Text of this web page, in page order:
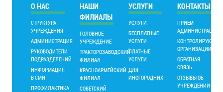
О НАС
СТРУКТУРА
УЧРЕЖДЕНИЯ
АДМИНИСТРАЦИЯ
РУКОВОДИТЕЛИ
ПОДРАЗДЕЛЕНИЙ
ИНФОРМАЦИЯ
В СМИ
ПРОФИЛАКТИКА
НАШИ
ФИЛИАЛЫ
ГОЛОВНОЕ
УЧРЕЖДЕНИЕ
ТРАКТОРОЗАВОДСКИЙ
ФИЛИАЛ
КРАСНОАРМЕЙСКИЙ
ФИЛИАЛ
СОВЕТСКИЙ
УСЛУГИ
УСЛУГИ
БЕСПЛАТНЫЕ
УСЛУГИ
ПЛАТНЫЕ
УСЛУГИ
ДЛЯ
ИНОГОРОДНИХ
КОНТАКТЫ
ПРИЕМ
АДМИНИСТРАЦИИ
КОНТРОЛИРУЮЩИЕ
ОРГАНИЗАЦИИ
ОБРАТНАЯ
СВЯЗЬ
ОТЗЫВЫ ОБ
УЧРЕЖДЕНИИ